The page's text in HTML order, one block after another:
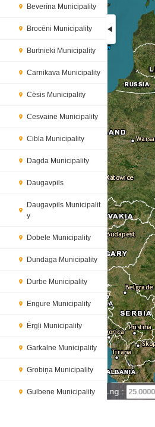
Beverīna Municipality
Brocēni Municipality
Burtnieki Municipality
Carnikava Municipality
Cēsis Municipality
Cesvaine Municipality
Cibla Municipality
Dagda Municipality
Daugavpils
Daugavpils Municipalit
y
Dobele Municipality
Dundaga Municipality
Durbe Municipality
Engure Municipality
Ērgļi Municipality
Garkalne Municipality
Grobiņa Municipality
Gulbene Municipality
200 km
100 mi
Lng :